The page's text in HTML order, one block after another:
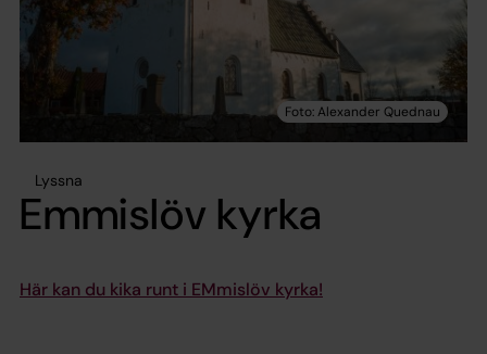
Lyssna
Emmislöv kyrka
Här kan du kika runt i EMmislöv kyrka!